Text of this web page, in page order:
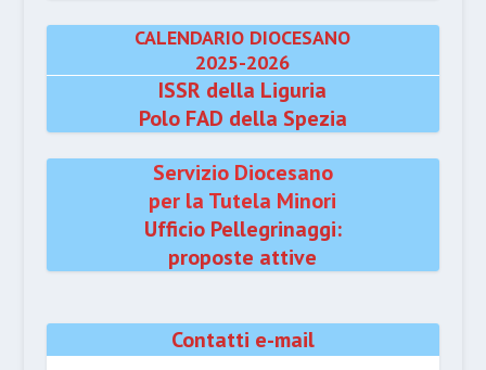
CALENDARIO DIOCESANO
2025-2026
ISSR della Liguria
Polo FAD della Spezia
Servizio Diocesano
per la Tutela Minori
Ufficio Pellegrinaggi:
proposte attive
Contatti e-mail